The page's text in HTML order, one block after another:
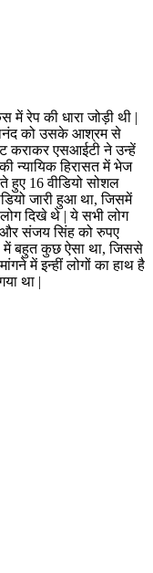
रेप की धारा जोड़ी थी |
को उसके आश्रम से
कराकर एसआईटी ने उन्हें
न्यायिक हिरासत में भेज
हुए 16 वीडियो सोशल
जारी हुआ था, जिसमें
दिखे थे | ये सभी लोग
और संजय सिंह को रुपए
में बहुत कुछ ऐसा था, जिससे
में इन्हीं लोगों का हाथ है
था |